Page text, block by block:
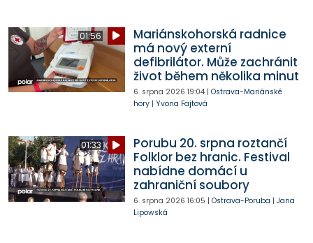
01:56
Mariánskohorská radnice
má nový externí
defibrilátor. Může zachránit
život během několika minut
6. srpna 2026 19:04| Ostrava-Mariánské
hory| Yvona Fajtová
01:33
Porubu 20. srpna roztančí
Folklor bez hranic. Festival
nabídne domácí u
zahraniční soubory
6. srpna 2026 16:05 | Ostrava-Poruba | Jana
Lipowská